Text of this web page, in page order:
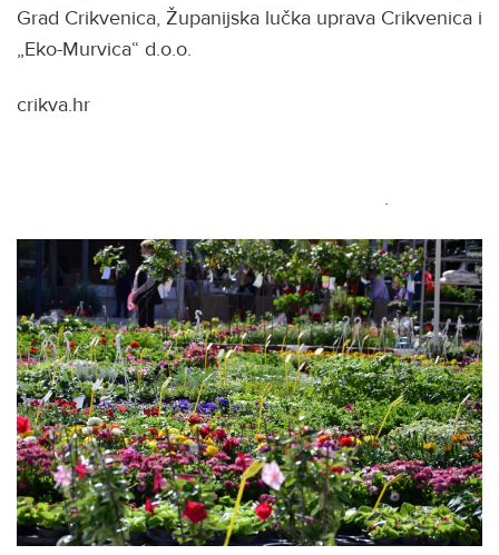
Grad Crikvenica, Županijska lučka uprava Crikvenica i
„Eko-Murvica“ d.o.o.
crikva.hr
.